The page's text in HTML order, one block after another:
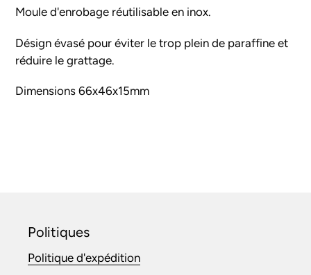
d'un
à
votre
Moule d'enrobage réutilisable en inox.
Désign évasé pour éviter le trop plein de paraffine et
réduire le grattage.
Dimensions 66x46x15mm
Politiques
Politique d'expédition